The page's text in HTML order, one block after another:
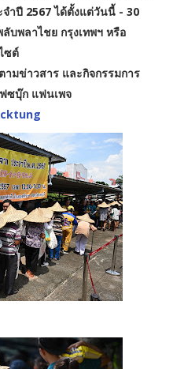
ำปี 2567 ได้ตั้งแต่วันนี้ - 30
บพลาไชย กรุงเทพฯ หรือ
ซต์
มข่าวสาร และกิจกรรมการ
ซบุ๊ก แฟนเพจ